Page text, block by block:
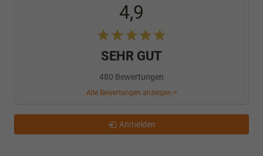
4,9
SEHR GUT
480 Bewertungen
Alle Bewertungen anzeigen >
Anmelden